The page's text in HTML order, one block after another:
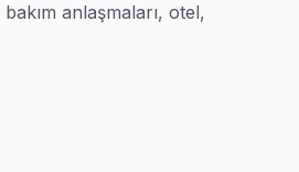
anlaşmaları, otel,